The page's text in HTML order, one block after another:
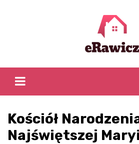
Kościół
Najświętszej